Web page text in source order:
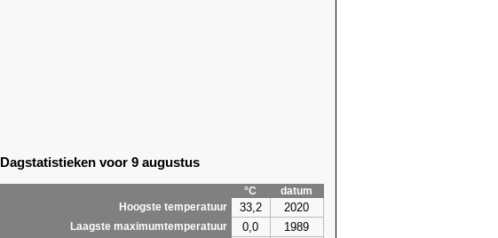
Dagstatistieken voor 9 augustus
°C
datum
Hoogste temperatuur
33,2 2020
Laagste maximumtemperatuur 0,0 1989